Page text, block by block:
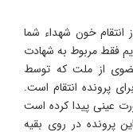
انتقام خون شهداء شما
فقط مربوط به شهادت
از ملت که توسط
پرونده انتقام است.
عینی پیدا کرده است
پرونده در روی بقیه